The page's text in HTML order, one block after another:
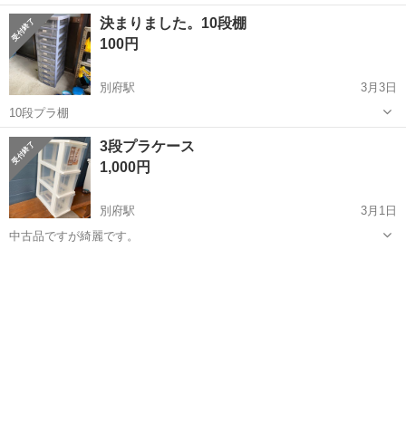
す。 扉に擦り傷があります。 引取り日時は要相談。
大分 大分市 中判田駅 収納家具
決まりました。10段棚
100円
別府駅
3月3日
10段プラ棚
大分 別府市 別府駅
3段プラケース
1,000円
別府駅
3月1日
中古品ですが綺麗です。